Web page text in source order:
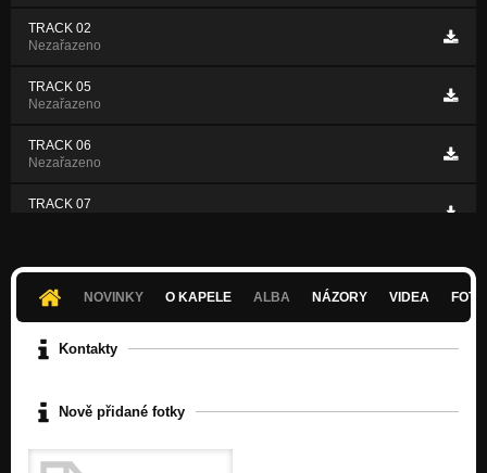
TRACK 02
Nezařazeno
TRACK 05
Nezařazeno
TRACK 06
Nezařazeno
TRACK 07
NOVINKY O KAPELE ALBA NÁZORY VIDEA
Kontakty
Nově přidané fotky